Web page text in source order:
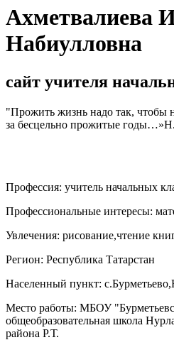
Ахметвалиева
Набиулловна
сайт учителя
"Прожить жизнь надо так, чтобы
за бесцельно прожитые
Профессия: учитель начальных
Профессиональные интересы:
Увлечения: рисование,чтение
Регион: Республика Татарстан
Населенный пункт:
Место работы: МБОУ
общеобразовательная школа
района Р.Т.